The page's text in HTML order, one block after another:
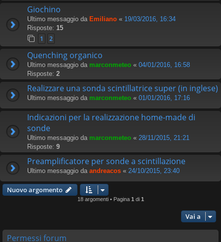
Giochino
Ultimo messaggio da Emiliano « 19/03/2016, 16:34
Risposte: 15
1 2
Quenching organico
Ultimo messaggio da marconmeteo « 04/01/2016, 16:58
Risposte: 2
Realizzare una sonda scintillatrice super (in inglese)
Ultimo messaggio da marconmeteo « 01/01/2016, 17:16
Indicazioni per la realizzazione home-made di
sonde
Ultimo messaggio da marconmeteo « 28/11/2015, 21:21
Risposte: 9
Preamplificatore per sonde a scintillazione
Ultimo messaggio da andreacos « 24/10/2015, 23:40
Nuovo argomento
18 argomenti • Pagina 1 di 1
Vai a
Permessi forum